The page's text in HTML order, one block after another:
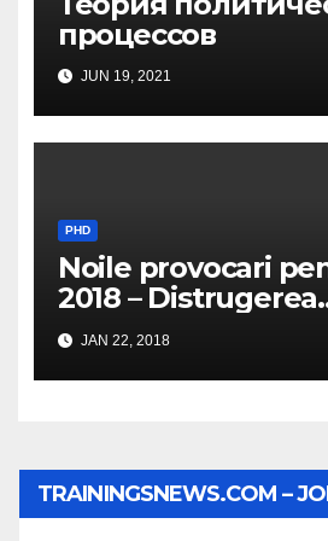
процессов
JUN 19, 2021
PHD
Noile provocari
2018 – Distrugerea
structurilor EUro-
JAN 22, 2018
TRAININGSNEWS.COM –